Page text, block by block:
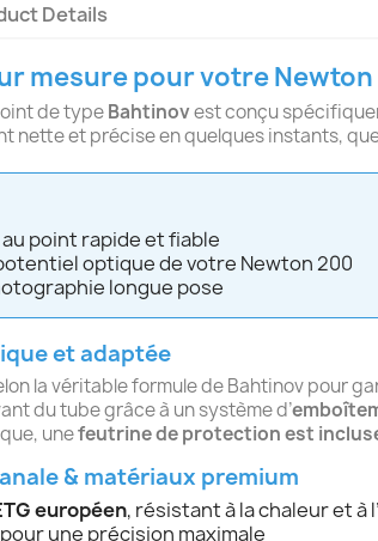
Details
mesure pour votre
de typeBahtinovest conçu
nette et précise en quelques instants,
point rapide et fiable
optique de votre Newton 200
longue pose
et adaptée
la véritable formule de Bahtinov pour
du tube grâce à un système d’
unefeutrine de protection est
& matériaux premium
européen, résistant à la chaleur et à
une précision maximale